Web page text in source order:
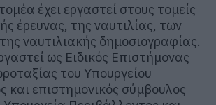
έχει εργαστεί στους τομείς
έρευνας, της ναυτιλίας, των
ναυτιλιακής δημοσιογραφίας.
ως Ειδικός Επιστήμονας
του Υπουργείου
και επιστημονικός σύμβουλος